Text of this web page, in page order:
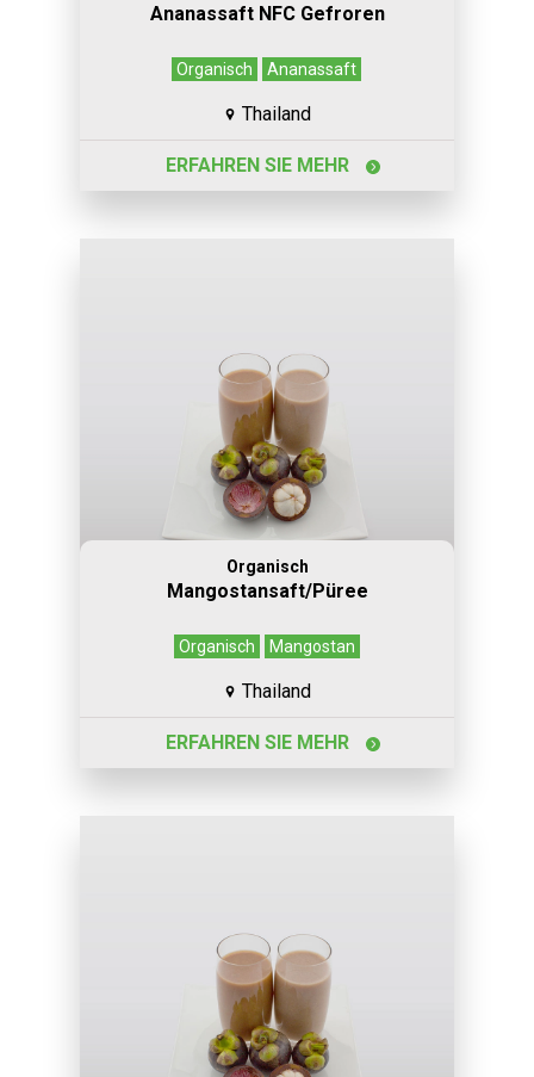
Ananassaft NFC Gefroren
Organisch Ananassaft
Thailand
ERFAHREN SIE MEHR
Organisch
Mangostansaft/Püree
Organisch Mangostan
Thailand
ERFAHREN SIE MEHR